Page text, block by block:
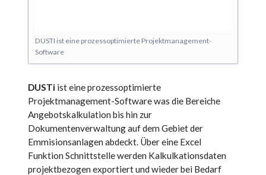
DUSTI ist eine prozessoptimierte Projektmanagement-
Software
DUSTi ist eine prozessoptimierte
Projektmanagement-Software was die Bereiche
Angebotskalkulation bis hin zur
Dokumentenverwaltung auf dem Gebiet der
Emmisionsanlagen abdeckt. Über eine Excel
Funktion Schnittstelle werden Kalkulkationsdaten
projektbezogen exportiert und wieder bei Bedarf